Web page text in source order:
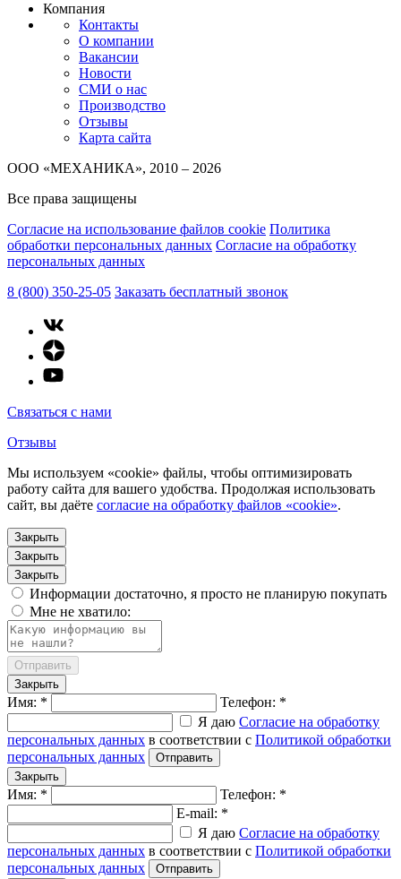
Компания
Контакты
О компании
Вакансии
Новости
СМИ о нас
Производство
Отзывы
Карта сайта
ООО «МЕХАНИКА», 2010 – 2026
Все права защищены
Согласие на использование файлов cookie Политика
обработки персональных данных Согласие на обработку
персональных данных
8 (800) 350-25-05 Заказать бесплатный звонок
Связаться с нами
Отзывы
Мы используем «cookie» файлы, чтобы оптимизировать
работу сайта для вашего удобства. Продолжая использовать
сайт, вы даёте согласие на обработку файлов «cookie».
Закрыть
Закрыть
Закрыть
Информации достаточно, я просто не планирую покупать
Мне не хватило:
Отправить
Закрыть
Имя: *
Телефон: *
Я даю Согласие на обработку
персональных данных в соответствии с Политикой обработки
персональных данных
Отправить
Закрыть
Имя: *
Телефон: *
E-mail: *
Я даю Согласие на обработку
персональных данных в соответствии с Политикой обработки
персональных данных
Отправить